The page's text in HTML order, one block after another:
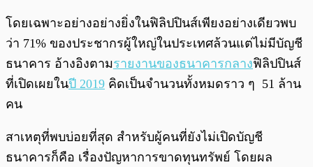
โดยเฉพาะอย่างอย่างยิ่งในฟิลิปปินส์เพียงอย่างเดียวพบ
ว่า 71% ของประชากรผู้ใหญ่ในประเทศล้วนแต่ไม่มีบัญชี
ธนาคาร อ้างอิงตามรายงานของธนาคารกลางฟิลิปปินส์
ที่เปิดเผยในปี 2019 คิดเป็นจำนวนทั้งหมดราว ๆ 51 ล้าน
คน
สาเหตุที่พบบ่อยที่สุด สำหรับผู้คนที่ยังไม่เปิดบัญชี
ธนาคารก็คือ เรื่องปัญหาการขาดทุนทรัพย์ โดยผล